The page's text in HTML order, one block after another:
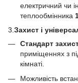
електричний чи
теплообмінника
3. Захист і
Стандарт
приміщеннях з
кімнаті.
Можливість